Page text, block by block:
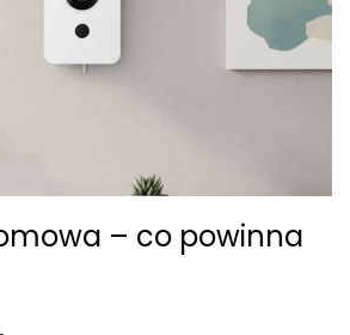
– co powinna